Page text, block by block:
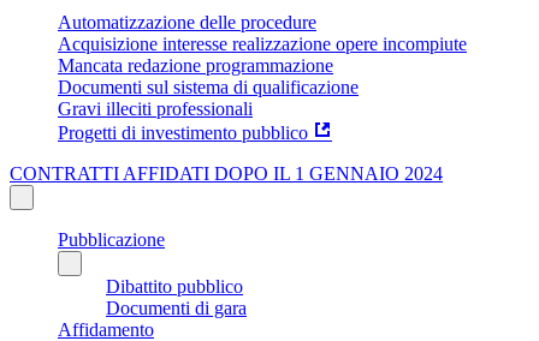
Automatizzazione delle procedure
Acquisizione interesse realizzazione opere incompiute
Mancata redazione programmazione
Documenti sul sistema di qualificazione
Gravi illeciti professionali
Progetti di investimento pubblico
CONTRATTI AFFIDATI DOPO IL 1 GENNAIO 2024
Pubblicazione
Dibattito pubblico
Documenti di gara
Affidamento